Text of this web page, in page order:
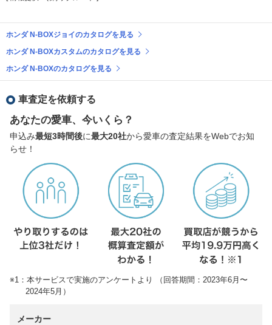
ホンダ N-BOXジョイのカタログを見る
ホンダ N-BOXカスタムのカタログを見る
ホンダ N-BOXのカタログを見る
車査定を依頼する
あなたの愛車、今いくら？
申込み最短3時間後に最大20社から愛車の査定結果をWebでお知
らせ！
※1：本サービスで実施のアンケートより （回答期間：2023年6月〜
2024年5月）
メーカー